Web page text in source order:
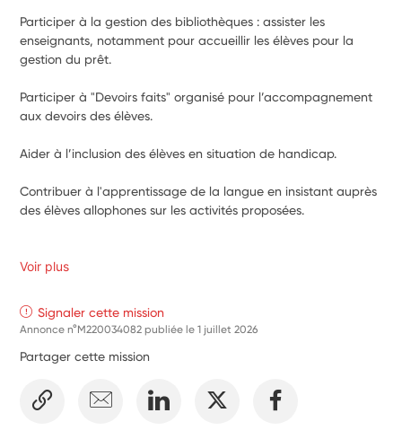
Participer à la gestion des bibliothèques : assister les
enseignants, notamment pour accueillir les élèves pour la
gestion du prêt.
Participer à "Devoirs faits" organisé pour l’accompagnement
aux devoirs des élèves.
Aider à l’inclusion des élèves en situation de handicap.
Contribuer à l'apprentissage de la langue en insistant auprès
des élèves allophones sur les activités proposées.
Voir plus
Signaler cette mission
Annonce n°M220034082 publiée le1 juillet 2026
Partager cette mission